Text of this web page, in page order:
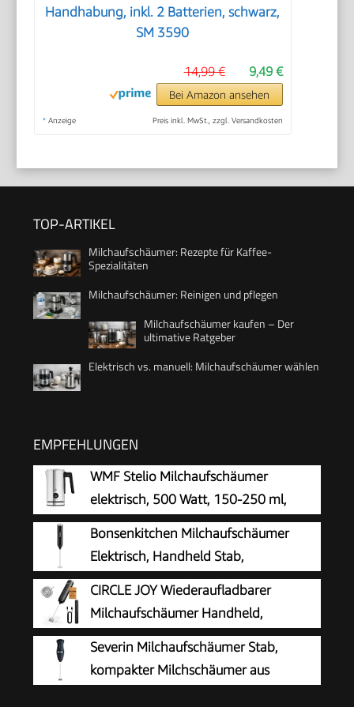
Handhabung, inkl. 2 Batterien, schwarz,
SM 3590
9,49 €
14,99 €
Bei Amazon ansehen
* Anzeige Preis inkl. MwSt., zzgl. Versandkosten
TOP-ARTIKEL
Milchaufschäumer: Rezepte für Kaffee-
Spezialitäten
Milchaufschäumer: Reinigen und pflegen
Milchaufschäumer kaufen – Der
ultimative Ratgeber
Elektrisch vs. manuell: Milchaufschäumer wählen
EMPFEHLUNGEN
WMF Stelio Milchaufschäumer
elektrisch, 500 Watt, 150-250 ml,
Antihaftbeschichtung, kabellos, für
Milchschaum heiss und kalt, heiße Schokolade,
cromargan matt/silber
Bonsenkitchen Milchaufschäumer
Elektrisch, Handheld Stab,
Batteriebetrieben
CIRCLE JOY Wiederaufladbarer
Milchaufschäumer Handheld,
Elektrischer Kaffee-Aufschäumer,
Tragbarer Handaufschäumer, Zauberstab,
Getränkemixer für Matcha Lattes Cappuccino,
Severin Milchaufschäumer Stab,
kompakter Milchschäumer aus